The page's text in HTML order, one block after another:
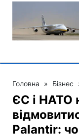
Головна » Бізнес
ЄС і НАТО
Palantir: